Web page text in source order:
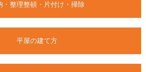
・整理整頓・片付け・掃除
平屋の建て方